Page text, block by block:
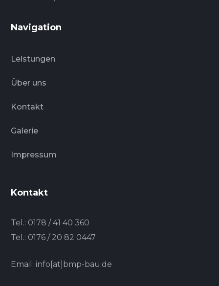
Navigation
Leistungen
Über uns
Kontakt
Galerie
Impressum
Kontakt
Tel.: 0178 / 41 40 360
Tel.: 0176 / 20 82 0447
Email: info[at]bmp-bau.de